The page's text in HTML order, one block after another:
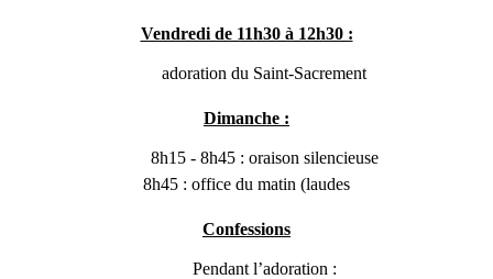
Vendredi de 11h30 à 12h30 :
adoration du Saint-Sacrement
Dimanche :
8h15 - 8h45 : oraison silencieuse
8h45 : office du matin (laudes
Confessions
Pendant l’adoration :